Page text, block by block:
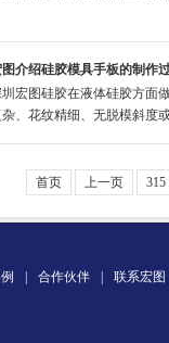
介绍硅胶模具手板的制作
宏图硅胶在液体硅胶方面
、花纹精细、无脱模斜度
首页 上一页 315
合作伙伴 联系宏图